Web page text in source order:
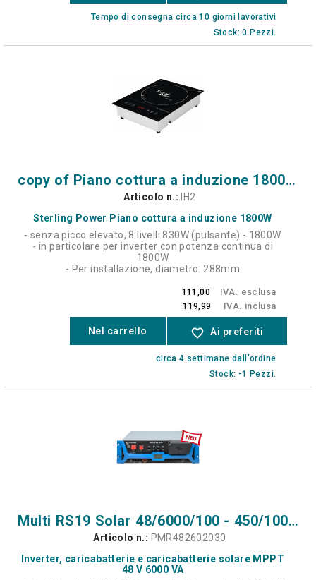
Tempo di consegna circa 10 giorni lavorativi
Stock: 0 Pezzi.
copy of Piano cottura a induzione 1800W - da incasso
Articolo n.: IH2
Sterling Power Piano cottura a induzione 1800W
- senza picco elevato, 8 livelli 830W (pulsante) - 1800W
- in particolare per inverter con potenza continua di
1800W
- Per installazione, diametro: 288mm
111,00 IVA. esclusa
119,99 IVA. inclusa
Nel carrello favorite_border Ai preferiti
circa 4 settimane dall'ordine
Stock: -1 Pezzi.
Multi RS19 Solar 48/6000/100 - 450/100 - 2 inseguitori
Articolo n.: PMR482602030
Inverter, caricabatterie e caricabatterie solare MPPT
48 V 6000 VA